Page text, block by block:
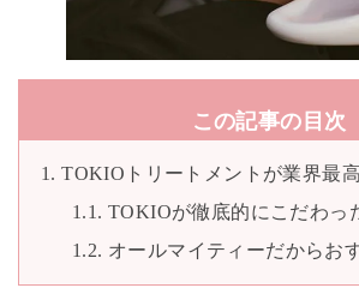
この記事の目次
TOKIOトリートメントが業界最
TOKIOが徹底的にこだわっ
オールマイティーだからお